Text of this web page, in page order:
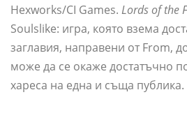
Hexworks/CI Games. Lords of the
Soulslike: игра, която взема
заглавия, направени от From,
може да се окаже достатъчно
хареса на една и съща публика.